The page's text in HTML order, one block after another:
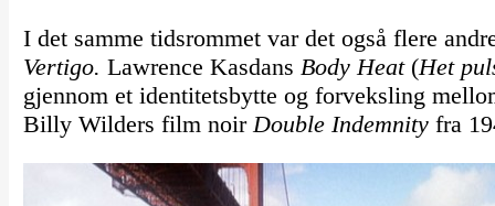
I det samme tidsrommet var det også flere
Vertigo. Lawrence Kasdans Body Heat (Het
gjennom et identitetsbytte og forveksling
Billy Wilders film noir Double Indemnityfra